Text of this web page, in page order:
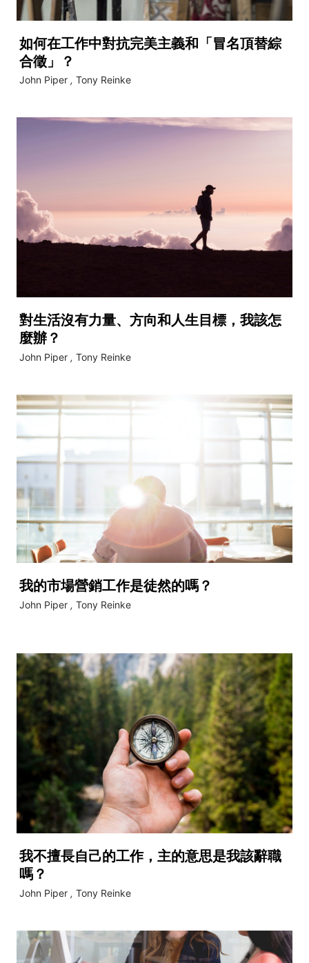
如何在工作中對抗完美主義和「冒名頂替綜
合徵」？
John Piper , Tony Reinke
對生活沒有力量、方向和人生目標，我該怎
麼辦？
John Piper , Tony Reinke
我的市場營銷工作是徒然的嗎？
John Piper , Tony Reinke
我不擅長自己的工作，主的意思是我該辭職
嗎？
John Piper , Tony Reinke